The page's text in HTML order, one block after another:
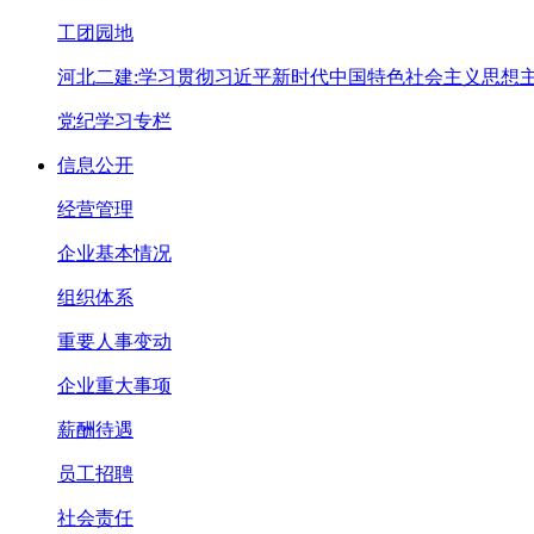
工团园地
河北二建:学习贯彻习近平新时代中国特色社会主义思想
党纪学习专栏
信息公开
经营管理
企业基本情况
组织体系
重要人事变动
企业重大事项
薪酬待遇
员工招聘
社会责任